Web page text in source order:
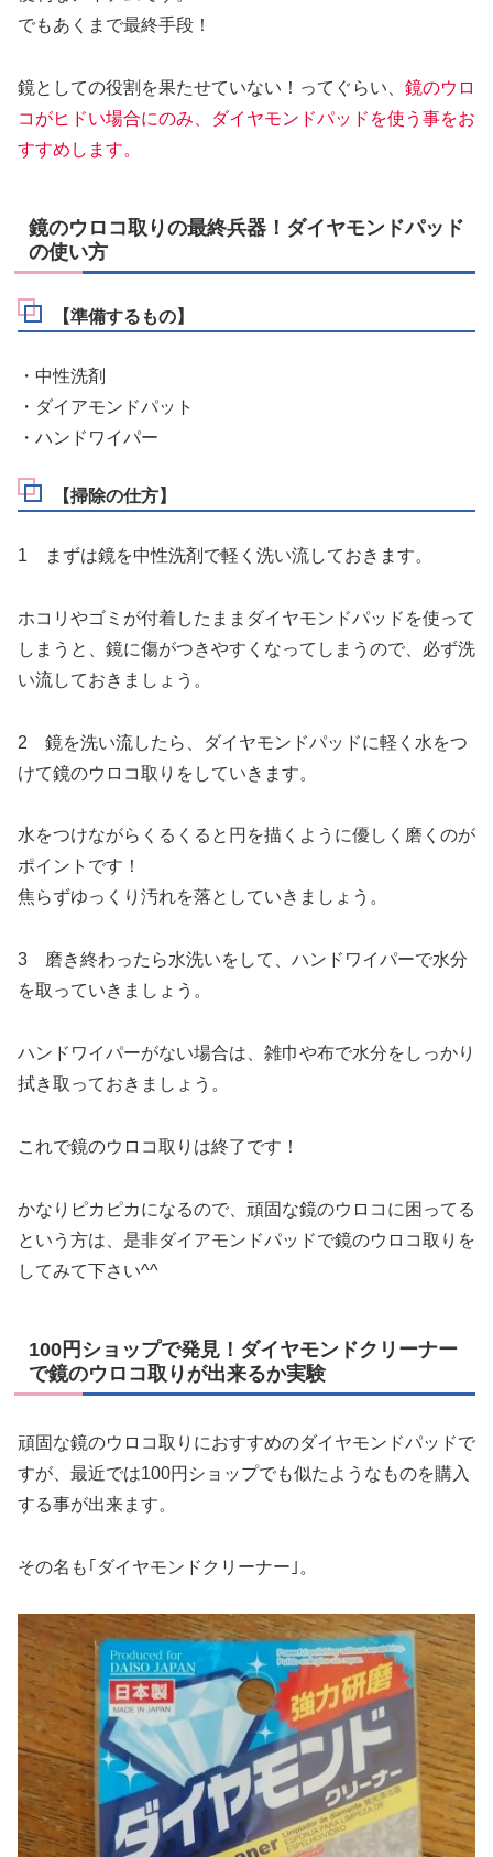
でもあくまで最終手段！
鏡としての役割を果たせていない！ってぐらい、 鏡のウロ
コがヒドい場合にのみ、ダイヤモンドパッドを使う事をお
すすめします。
鏡のウロコ取りの最終兵器！ダイヤモンドパッド
の使い方
【準備するもの】
・中性洗剤
・ダイアモンドパット
・ハンドワイパー
【掃除の仕方】
1 まずは鏡を中性洗剤で軽く洗い流しておきます。
ホコリやゴミが付着したままダイヤモンドパッドを使って
しまうと、鏡に傷がつきやすくなってしまうので、必ず洗
い流しておきましょう。
2 鏡を洗い流したら、ダイヤモンドパッドに軽く水をつ
けて鏡のウロコ取りをしていきます。
水をつけながらくるくると円を描くように優しく磨くのが
ポイントです！
焦らずゆっくり汚れを落としていきましょう。
3 磨き終わったら水洗いをして、ハンドワイパーで水分
を取っていきましょう。
ハンドワイパーがない場合は、 雑巾や布で水分をしっかり
拭き取っておきましょう。
これで鏡のウロコ取りは終了です！
かなりピカピカになるので、頑固な鏡のウロコに困ってる
という方は、是非ダイアモンドパッドで鏡のウロコ取りを
してみて下さい^^
100円ショップで発見！ダイヤモンドクリーナー
で鏡のウロコ取りが出来るか実験
頑固な鏡のウロコ取りにおすすめのダイヤモンドパッドで
すが、最近では100円ショップでも似たようなものを購入
する事が出来ます。
その名も ｢ダイヤモンドクリーナー｣。